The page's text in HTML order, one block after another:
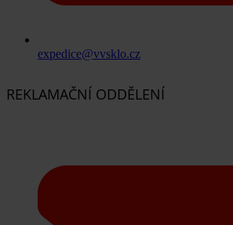
expedice@vvsklo.cz
REKLAMAČNÍ ODDĚLENÍ